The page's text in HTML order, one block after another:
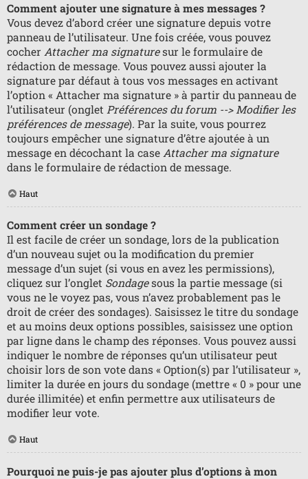
Comment ajouter une signature à mes messages ?
Vous devez d’abord créer une signature depuis votre
panneau de l’utilisateur. Une fois créée, vous pouvez
cocher Attacher ma signaturesur le formulaire de
rédaction de message. Vous pouvez aussi ajouter la
signature par défaut à tous vos messages en activant
l’option « Attacher ma signature » à partir du panneau de
l’utilisateur (onglet Préférences du forum --> Modifier les
préférences de message). Par la suite, vous pourrez
toujours empêcher une signature d’être ajoutée à un
message en décochant la case Attacher ma signature
dans le formulaire de rédaction de message.
Haut
Comment créer un sondage ?
Il est facile de créer un sondage, lors de la publication
d’un nouveau sujet ou la modification du premier
message d’un sujet (si vous en avez les permissions),
cliquez sur l’onglet Sondagesous la partie message (si
vous ne le voyez pas, vous n’avez probablement pas le
droit de créer des sondages). Saisissez le titre du sondage
et au moins deux options possibles, saisissez une option
par ligne dans le champ des réponses. Vous pouvez aussi
indiquer le nombre de réponses qu’un utilisateur peut
choisir lors de son vote dans « Option(s) par l’utilisateur »,
limiter la durée en jours du sondage (mettre « 0 » pour une
durée illimitée) et enfin permettre aux utilisateurs de
modifier leur vote.
Haut
Pourquoi ne puis-je pas ajouter plus d’options à mon